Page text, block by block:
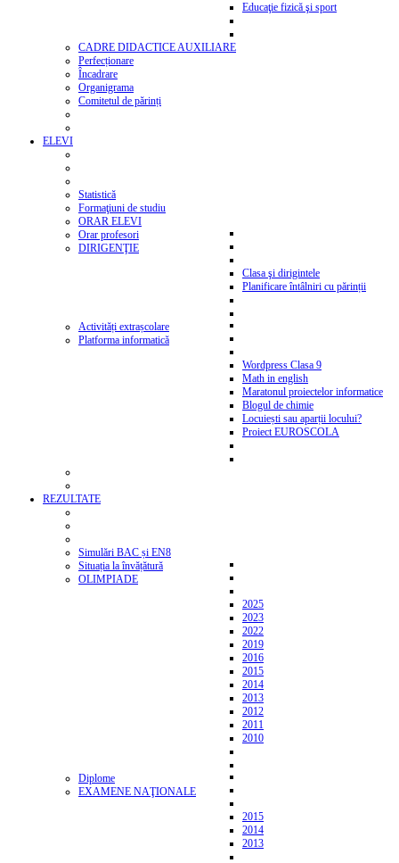
Educaţie fizică şi sport
CADRE DIDACTICE AUXILIARE
Perfecționare
Încadrare
Organigrama
Comitetul de părinți
ELEVI
Statistică
Formaţiuni de studiu
ORAR ELEVI
Orar profesori
DIRIGENŢIE
Clasa şi dirigintele
Planificare întâlniri cu părinții
Activități extrașcolare
Platforma informatică
Wordpress Clasa 9
Math in english
Maratonul proiectelor informatice
Blogul de chimie
Locuiești sau aparții locului?
Proiect EUROSCOLA
REZULTATE
Simulări BAC și EN8
Situația la învățătură
OLIMPIADE
2025
2023
2022
2019
2016
2015
2014
2013
2012
2011
2010
Diplome
EXAMENE NAŢIONALE
2015
2014
2013